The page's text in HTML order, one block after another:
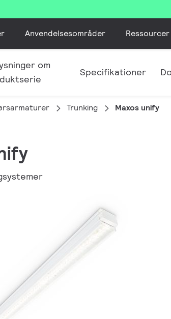
Anvendelsesområder Ressourcer
om
Specifikationer
Trunking Maxos unify